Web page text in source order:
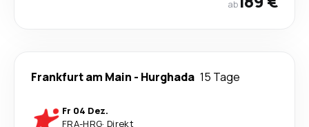
ab
Frankfurt am Main - Hurghada 15 Tage
Fr 04 Dez.
FRA-HRG· Direkt